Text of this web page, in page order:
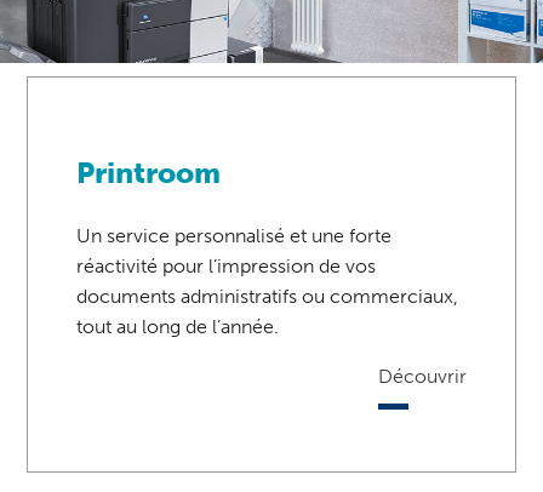
Printroom
Un service personnalisé et une forte
réactivité pour l’impression de vos
documents administratifs ou commerciaux,
tout au long de l’année.
Découvrir